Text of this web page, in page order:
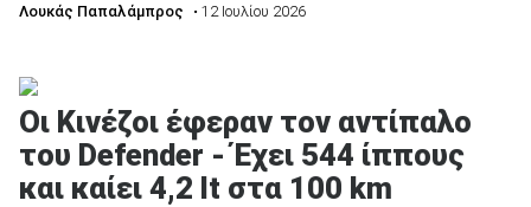
Λουκάς Παπαλάμπρος • 12 Ιουλίου 2026
Οι Κινέζοι έφεραν τον αντίπαλο
του Defender - Έχει 544 ίππους
και καίει 4,2 lt στα 100 km